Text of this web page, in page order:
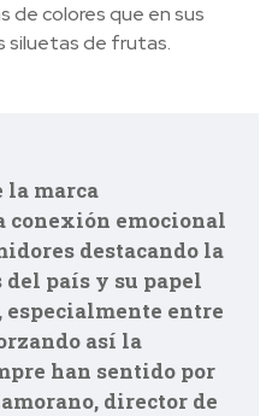
de colores que en sus
siluetas de frutas.
la marca
conexión emocional
destacando la
país y su papel
entre
así la
han sentido por
director de